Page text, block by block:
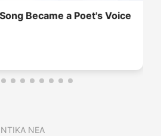
Became a Poet's Voice
ΝΕΑ